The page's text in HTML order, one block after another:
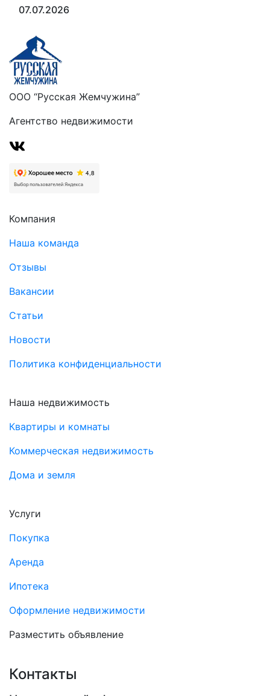
07.07.2026
ООО “Русская Жемчужина”
Агентство недвижимости
Компания
Наша команда
Отзывы
Вакансии
Статьи
Новости
Политика конфиденциальности
Наша недвижимость
Квартиры и комнаты
Коммерческая недвижимость
Дома и земля
Услуги
Покупка
Аренда
Ипотека
Оформление недвижимости
Разместить объявление
Контакты